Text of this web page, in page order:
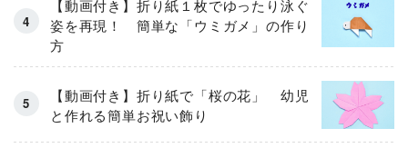
【動画付き】折り紙１枚でゆったり泳ぐ
姿を再現！ 簡単な「ウミガメ」の作り
方
【動画付き】折り紙で「桜の花」 幼児
と作れる簡単お祝い飾り